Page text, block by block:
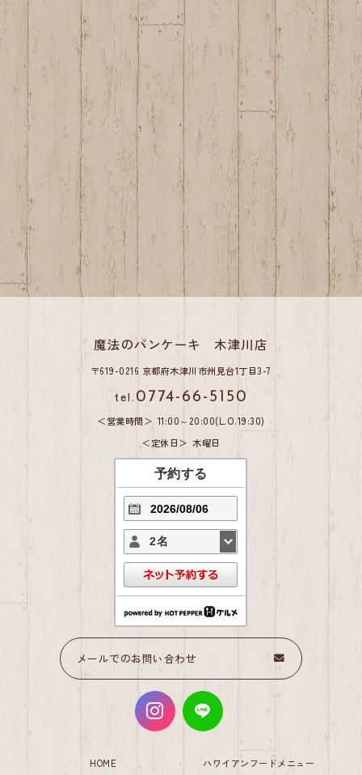
魔法のパンケーキ 木津川店
〒619-0216 京都府木津川市州見台1丁目3-7
tel. 0774-66-5150
営業時間
11:00～20:00(L.O.19:30)
定休日
木曜日
予約する
2名
メールでのお問い合わせ
HOME ハワイアンフードメニュー